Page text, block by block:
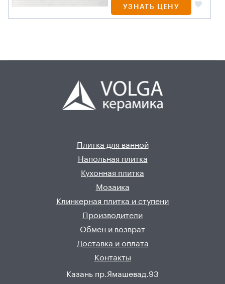
УЗНАТЬ ЦЕНУ
Плитка для ванной
Напольная плитка
Кухонная плитка
Мозаика
Клинкерная плитка и ступени
Производители
Обмен и возврат
Доставка и оплата
Контакты
Казань пр.Ямашевад.93